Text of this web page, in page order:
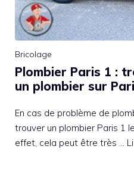
Bricolage
Plombier Paris 1 :
un plombier sur
En cas de problème de
trouver un plombier Paris 1
effet, cela peut être très …